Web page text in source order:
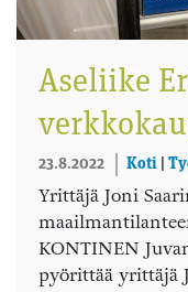
Aseliike
23.8.2022 Koti
Yrittäjä Joni
KONTINEN
pyörittää yrittäjä